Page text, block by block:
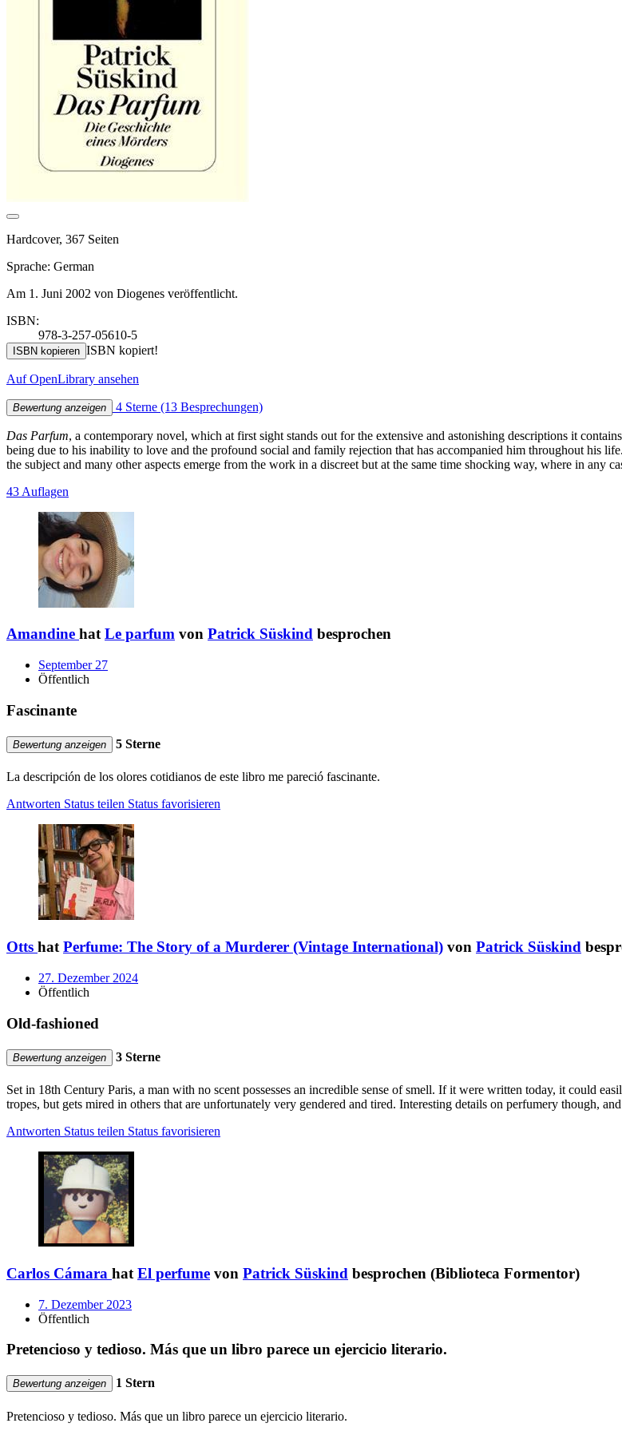
Hardcover, 367 Seiten
Sprache: German
Am 1. Juni 2002 von Diogenes veröffentlicht.
ISBN:
978-3-257-05610-5
ISBN kopieren ISBN kopiert!
Auf OpenLibrary ansehen
Bewertung anzeigen 4 Sterne (13 Besprechungen)
Das Parfum, a contemporary novel, which at first sight stands out for the extensive and astonishing descriptions it
being due to his inability to love and the profound social and family rejection that has accompanied him throughout his
the subject and many other aspects emerge from the work in a discreet but at the same time shocking way, where in any
43 Auflagen
Amandine hatLe parfum von Patrick Süskind besprochen
September 27
Öffentlich
Fascinante
Bewertung anzeigen 5 Sterne
La descripción de los olores cotidianos de este libro me pareció fascinante.
Antworten Status teilen Status favorisieren
Otts hat Perfume: The Story of a Murderer (Vintage International) von Patrick Süskind
27. Dezember 2024
Öffentlich
Old-fashioned
Bewertung anzeigen 3 Sterne
Set in 18th Century Paris, a man with no scent possesses an incredible sense of smell. If it were written today, it could
tropes, but gets mired in others that are unfortunately very gendered and tired. Interesting details on perfumery though,
Antworten Status teilen Status favorisieren
Carlos Cámara hat El perfume von Patrick Süskind besprochen (Biblioteca Formentor)
7. Dezember 2023
Öffentlich
Pretencioso y tedioso. Más que un libro parece un ejercicio literario.
Bewertung anzeigen 1 Stern
Pretencioso y tedioso. Más que un libro parece un ejercicio literario.